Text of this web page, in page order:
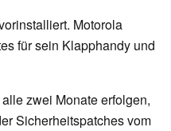
Motorola
für sein Klapphandy und
zwei Monate erfolgen,
Sicherheitspatches vom